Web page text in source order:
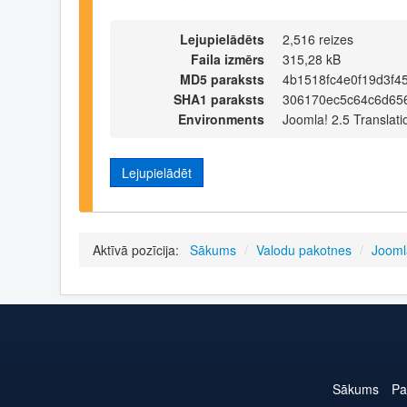
Lejupielādēts
2,516 reizes
Faila izmērs
315,28 kB
MD5 paraksts
SHA1 paraksts
Environments
Joomla! 2.5
Lejupielādēt
Aktīvā pozīcija: Sākums / Valodu pakotnes /
Sākums